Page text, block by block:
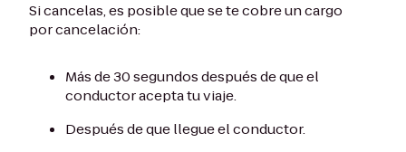
Si cancelas, es posible que se te cobre un cargo
por cancelación:
Más de 30 segundos después de que el
conductor acepta tu viaje.
Después de que llegue el conductor.